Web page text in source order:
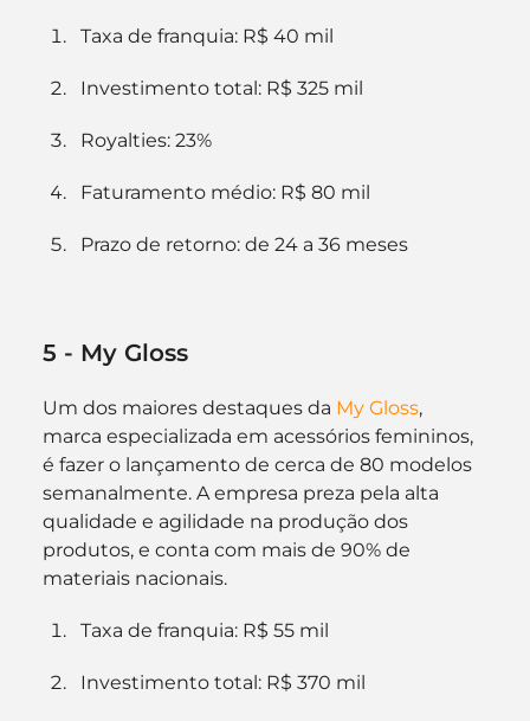
Taxa de franquia: R$ 40 mil
Investimento total: R$ 325 mil
Royalties: 23%
Faturamento médio: R$ 80 mil
Prazo de retorno: de 24 a 36 meses
5 - My Gloss
Um dos maiores destaques da My Gloss,
marca especializada em acessórios femininos,
é fazer o lançamento de cerca de 80 modelos
semanalmente. A empresa preza pela alta
qualidade e agilidade na produção dos
produtos, e conta com mais de 90% de
materiais nacionais.
Taxa de franquia: R$ 55 mil
Investimento total: R$ 370 mil